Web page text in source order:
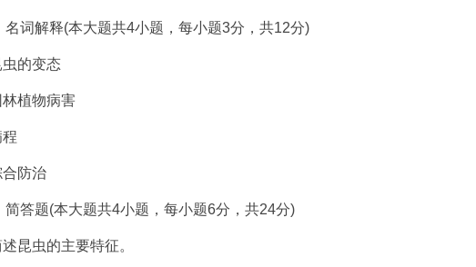
解释(本大题共4小题，每小题3分，共12分)
的变态
植物病害
防治
题(本大题共4小题，每小题6分，共24分)
虫的主要特征。